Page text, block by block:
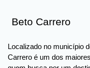
Beto Carrero
Localizado no município
Carrero é um dos